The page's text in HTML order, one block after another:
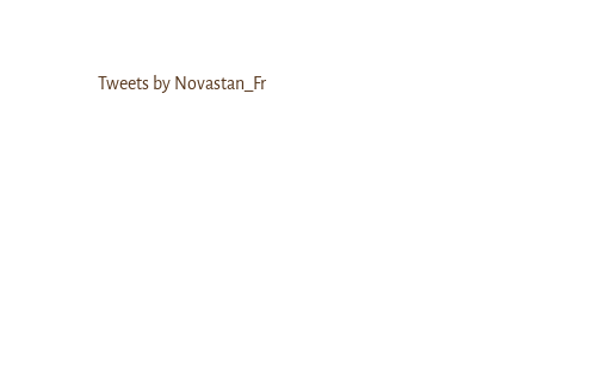
Tweets by Novastan_Fr